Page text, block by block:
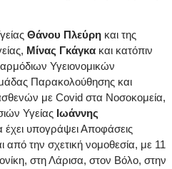
Θάνου Πλεύρη και της
Μίνας Γκάγκα και κατόπιν
Υγειονομικών
Παρακολούθησης και
με Covid στα Νοσοκομεία,
Υγείας Ιωάννης
έχει υπογράψει Αποφάσεις
την σχετική νομοθεσία, με 11
στη Λάρισα, στον Βόλο, στην